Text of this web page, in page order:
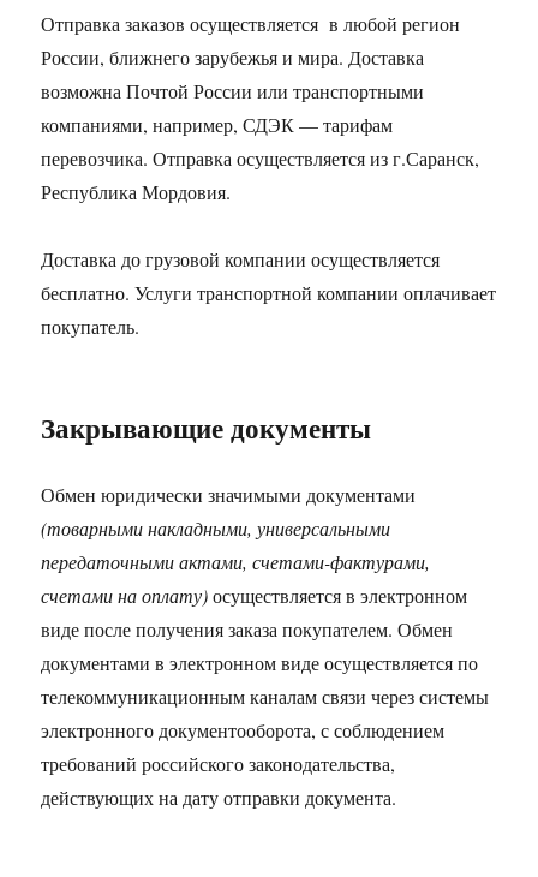
Отправка заказов осуществляется в любой регион
России, ближнего зарубежья и мира. Доставка
возможна Почтой России или транспортными
компаниями, например, СДЭК — тарифам
перевозчика. Отправка осуществляется из г.Саранск,
Республика Мордовия.
Доставка до грузовой компании осуществляется
бесплатно. Услуги транспортной компании оплачивает
покупатель.
Закрывающие документы
Обмен юридически значимыми документами
(товарными накладными, универсальными
передаточными актами, счетами-фактурами,
счетами на оплату)осуществляется в электронном
виде после получения заказа покупателем. Обмен
документами в электронном виде осуществляется по
телекоммуникационным каналам связи через системы
электронного документооборота, с соблюдением
требований российского законодательства,
действующих на дату отправки документа.